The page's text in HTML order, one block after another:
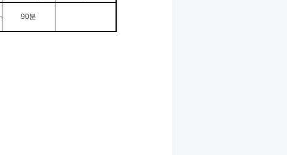
90분